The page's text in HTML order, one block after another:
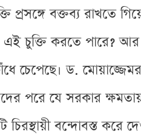
প্রসঙ্গে বক্তব্য রাখতে
এই চুক্তি করতে পারে?
চেপেছে। ড.
পরে যে সরকার
বন্দোবস্ত করে